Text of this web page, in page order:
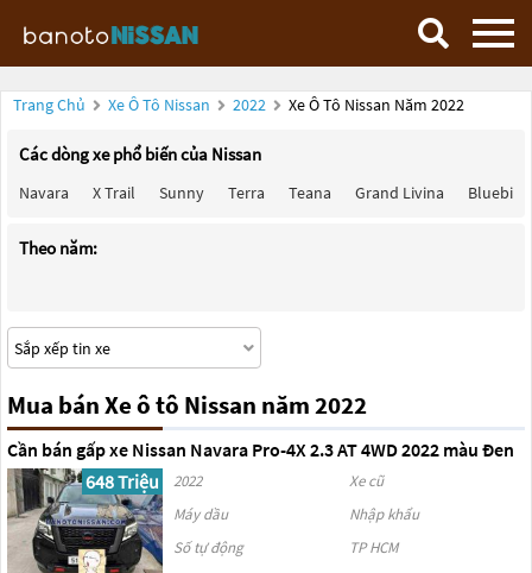
Trang Chủ Xe Ô Tô Nissan 2022 Xe Ô Tô Nissan Năm 2022
Các dòng xe phổ biến của Nissan
Navara X Trail Sunny Terra Teana Grand Livina Bluebird
Theo năm:
Mua bán Xe ô tô Nissan năm 2022
Cần bán gấp xe Nissan Navara Pro-4X 2.3 AT 4WD 2022 màu Đen
648 Triệu
2022
Xe cũ
Máy dầu
Nhập khẩu
Số tự động
TP HCM